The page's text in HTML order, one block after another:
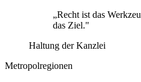
„Recht ist das
das Ziel."
Haltung der Kanzlei
Metropolregionen